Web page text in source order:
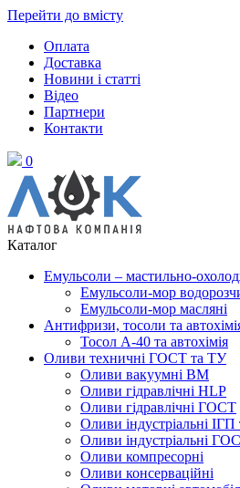
Перейти до вмісту
Оплата
Доставка
Новини і статті
Відео
Партнери
Контакти
0
Каталог
Емульсоли – мастильно-
Емульсоли-мор
Емульсоли-мор масляні
Антифризи, тосоли та
Тосол А-40 та автохімія
Оливи техничні ГОСТ та ТУ
Оливи вакуумні ВМ
Оливи гідравлічні HLP
Оливи гідравлічні ГОСТ
Оливи індустріальні
Оливи індустріальні
Оливи компресорні
Оливи консерваційні